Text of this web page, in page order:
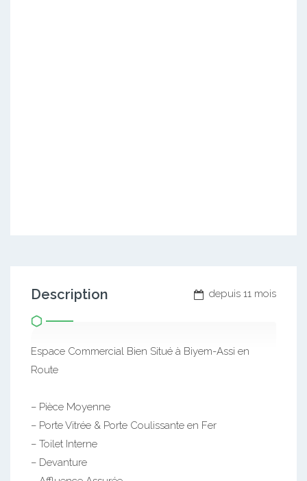
depuis 11 mois
Description
Espace Commercial Bien Situé à Biyem-Assi en
Route
– Pièce Moyenne
– Porte Vitrée & Porte Coulissante en Fer
– Toilet Interne
– Devanture